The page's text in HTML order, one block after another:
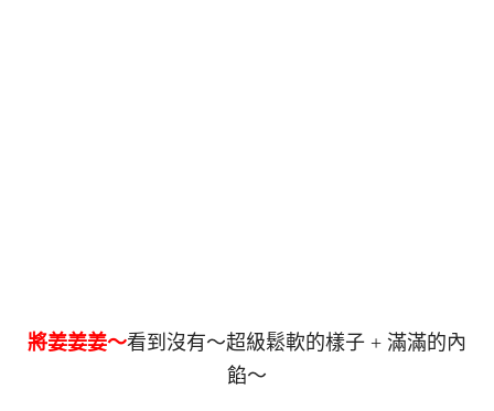
將姜姜姜～看到沒有～超級鬆軟的樣子 + 滿滿的內
餡～